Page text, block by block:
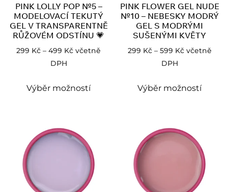
PINK LOLLY POP №5 –
MODELOVACÍ TEKUTÝ
GEL V TRANSPARENTNĚ
RŮŽOVÉM ODSTÍNU 💗
299 Kč – 499 Kč včetně
DPH
Výběr možností
PINK FLOWER GEL NUDE
№10 – NEBESKY MODRÝ
GEL S MODRÝMI
SUŠENÝMI KVĚTY
299 Kč – 599 Kč včetně
DPH
Výběr možností